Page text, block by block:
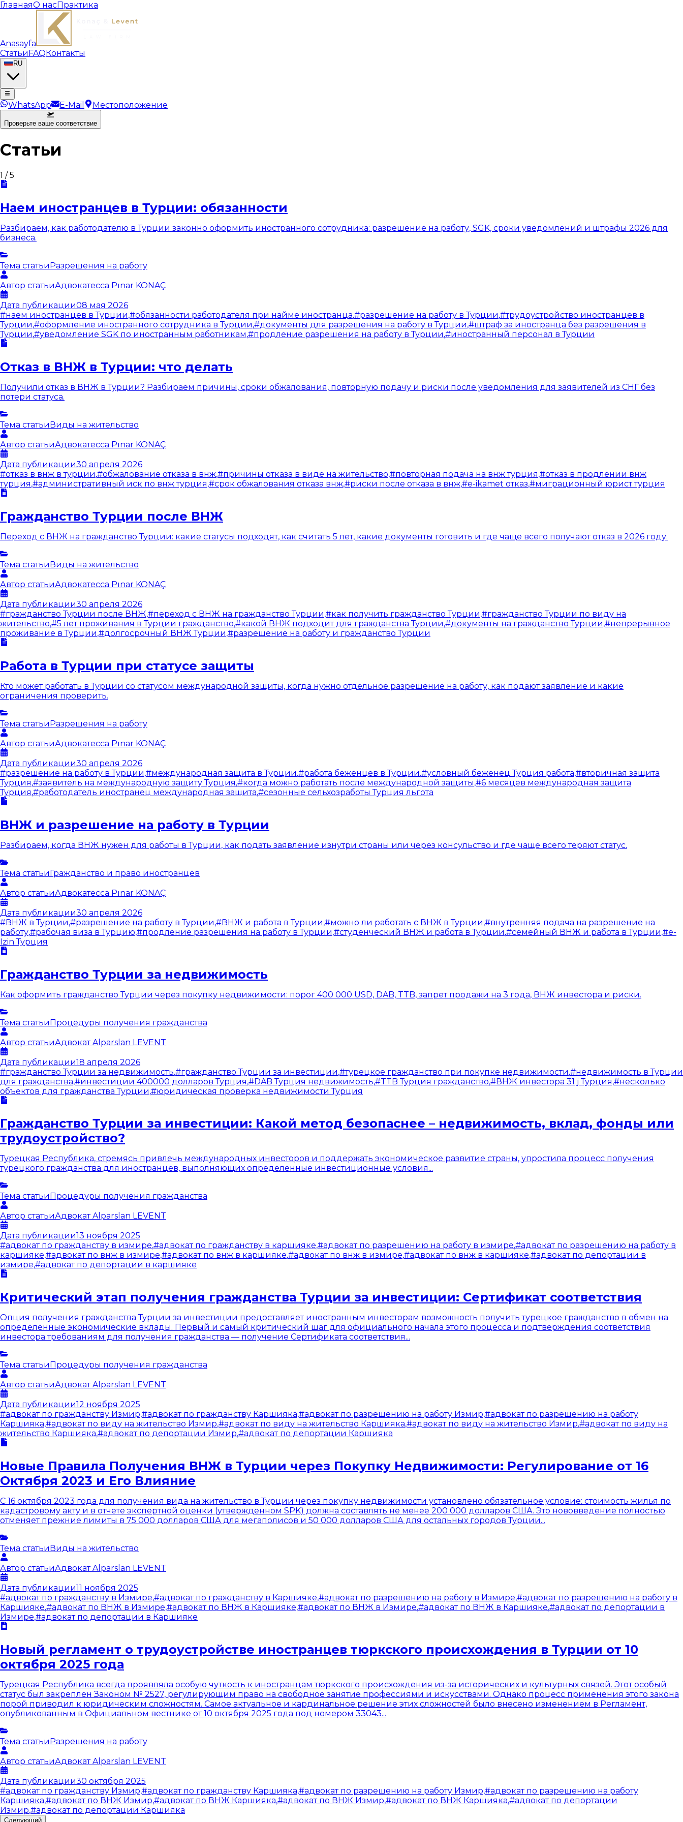
ГлавнаяО насПрактика
Anasayfa
СтатьиFAQКонтакты
RU
WhatsApp E-Mail Местоположение
Проверьте ваше соответствие
Статьи
1 /5
Наем иностранцев в Турции: обязанности
Разбираем, как работодателю в Турции законно оформить иностранного сотрудника: разрешение на работу, SGK, сроки уведомлений и штрафы 2026 для
бизнеса.
Тема статьиРазрешения на работу
Автор статьиАдвокатесса Pınar KONAÇ
Дата публикации08 мая 2026
#наем иностранцев в Турции,#обязанности работодателя при найме иностранца,#разрешение на работу в Турции,#трудоустройство иностранцев в
Турции,#оформление иностранного сотрудника в Турции,#документы для разрешения на работу в Турции,#штраф за иностранца без разрешения в
Турции,#уведомление SGK по иностранным работникам,#продление разрешения на работу в Турции,#иностранный персонал в Турции
Отказ в ВНЖ в Турции: что делать
Получили отказ в ВНЖ в Турции? Разбираем причины, сроки обжалования, повторную подачу и риски после уведомления для заявителей из СНГ без
потери статуса.
Тема статьиВиды на жительство
Автор статьиАдвокатесса Pınar KONAÇ
Дата публикации30 апреля 2026
#отказ в внж в турции,#обжалование отказа в внж,#причины отказа в виде на жительство,#повторная подача на внж турция,#отказ в продлении внж
турция,#административный иск по внж турция,#срок обжалования отказа внж,#риски после отказа в внж,#e-ikamet отказ,#миграционный юрист турция
Гражданство Турции после ВНЖ
Переход с ВНЖ на гражданство Турции: какие статусы подходят, как считать 5 лет, какие документы готовить и где чаще всего получают отказ в 2026 году.
Тема статьиВиды на жительство
Автор статьиАдвокатесса Pınar KONAÇ
Дата публикации30 апреля 2026
#гражданство Турции после ВНЖ,#переход с ВНЖ на гражданство Турции,#как получить гражданство Турции,#гражданство Турции по виду на
жительство,#5 лет проживания в Турции гражданство,#какой ВНЖ подходит для гражданства Турции,#документы на гражданство Турции,#непрерывное
проживание в Турции,#долгосрочный ВНЖ Турции,#разрешение на работу и гражданство Турции
Работа в Турции при статусе защиты
Кто может работать в Турции со статусом международной защиты, когда нужно отдельное разрешение на работу, как подают заявление и какие
ограничения проверить.
Тема статьиРазрешения на работу
Автор статьиАдвокатесса Pınar KONAÇ
Дата публикации30 апреля 2026
#разрешение на работу в Турции,#международная защита в Турции,#работа беженцев в Турции,#условный беженец Турция работа,#вторичная защита
Турция,#заявитель на международную защиту Турция,#когда можно работать после международной защиты,#6 месяцев международная защита
Турция,#работодатель иностранец международная защита,#сезонные сельхозработы Турция льгота
ВНЖ и разрешение на работу в Турции
Разбираем, когда ВНЖ нужен для работы в Турции, как подать заявление изнутри страны или через консульство и где чаще всего теряют статус.
Тема статьиГражданство и право иностранцев
Автор статьиАдвокатесса Pınar KONAÇ
Дата публикации30 апреля 2026
#ВНЖ в Турции,#разрешение на работу в Турции,#ВНЖ и работа в Турции,#можно ли работать с ВНЖ в Турции,#внутренняя подача на разрешение на
работу,#рабочая виза в Турцию,#продление разрешения на работу в Турции,#студенческий ВНЖ и работа в Турции,#семейный ВНЖ и работа в Турции,#e-
Izin Турция
Гражданство Турции за недвижимость
Как оформить гражданство Турции через покупку недвижимости: порог 400 000 USD, DAB, TTB, запрет продажи на 3 года, ВНЖ инвестора и риски.
Тема статьиПроцедуры получения гражданства
Автор статьиАдвокат Alparslan LEVENT
Дата публикации18 апреля 2026
#гражданство Турции за недвижимость,#гражданство Турции за инвестиции,#турецкое гражданство при покупке недвижимости,#недвижимость в Турции
для гражданства,#инвестиции 400000 долларов Турция,#DAB Турция недвижимость,#TTB Турция гражданство,#ВНЖ инвестора 31 j Турция,#несколько
объектов для гражданства Турции,#юридическая проверка недвижимости Турция
Гражданство Турции за инвестиции: Какой метод безопаснее – недвижимость, вклад, фонды или
трудоустройство?
Турецкая Республика, стремясь привлечь международных инвесторов и поддержать экономическое развитие страны, упростила процесс получения
турецкого гражданства для иностранцев, выполняющих определенные инвестиционные условия...
Тема статьи Процедуры получения гражданства
Автор статьиАдвокат Alparslan LEVENT
Дата публикации13 ноября 2025
#адвокат по гражданству в измире,#адвокат по гражданству в каршияке,#адвокат по разрешению на работу в измире,#адвокат по разрешению на работу в
каршияке,#адвокат по внж в измире,#адвокат по внж в каршияке,#адвокат по внж в измире,#адвокат по внж в каршияке,#адвокат по депортации в
измире,#адвокат по депортации в каршияке
Критический этап получения гражданства Турции за инвестиции: Сертификат соответствия
Опция получения гражданства Турции за инвестиции предоставляет иностранным инвесторам возможность получить турецкое гражданство в обмен на
определенные экономические вклады. Первый и самый критический шаг для официального начала этого процесса и подтверждения соответствия
инвестора требованиям для получения гражданства — получение Сертификата соответствия...
Тема статьи Процедуры получения гражданства
Автор статьиАдвокат Alparslan LEVENT
Дата публикации12 ноября 2025
#адвокат по гражданству Измир,#адвокат по гражданству Каршияка,#адвокат по разрешению на работу Измир,#адвокат по разрешению на работу
Каршияка,#адвокат по виду на жительство Измир,#адвокат по виду на жительство Каршияка,#адвокат по виду на жительство Измир,#адвокат по виду на
жительство Каршияка,#адвокат по депортации Измир,#адвокат по депортации Каршияка
Новые Правила Получения ВНЖ в Турции через Покупку Недвижимости: Регулирование от 16
Октября 2023 и Его Влияние
С 16 октября 2023 года для получения вида на жительство в Турции через покупку недвижимости установлено обязательное условие: стоимость жилья по
кадастровому акту и в отчете экспертной оценки (утвержденном SPK) должна составлять не менее 200 000 долларов США. Это нововведение полностью
отменяет прежние лимиты в 75 000 долларов США для мегаполисов и 50 000 долларов США для остальных городов Турции...
Тема статьи Виды на жительство
Автор статьиАдвокат Alparslan LEVENT
Дата публикации11 ноября 2025
#адвокат по гражданству в Измире,#адвокат по гражданству в Каршияке,#адвокат по разрешению на работу в Измире,#адвокат по разрешению на работу в
Каршияке,#адвокат по ВНЖ в Измире,#адвокат по ВНЖ в Каршияке,#адвокат по ВНЖ в Измире,#адвокат по ВНЖ в Каршияке,#адвокат по депортации в
Измире,#адвокат по депортации в Каршияке
Новый регламент о трудоустройстве иностранцев тюркского происхождения в Турции от 10
октября 2025 года
Турецкая Республика всегда проявляла особую чуткость к иностранцам тюркского происхождения из-за исторических и культурных связей. Этот особый
статус был закреплен Законом № 2527, регулирующим право на свободное занятие профессиями и искусствами. Однако процесс применения этого закона
порой приводил к юридическим сложностям. Самое актуальное и кардинальное решение этих сложностей было внесено изменением в Регламент,
опубликованным в Официальном вестнике от 10 октября 2025 года под номером 33043...
Тема статьи Разрешения на работу
Автор статьиАдвокат Alparslan LEVENT
Дата публикации30 октября 2025
#адвокат по гражданству Измир,#адвокат по гражданству Каршияка,#адвокат по разрешению на работу Измир,#адвокат по разрешению на работу
Каршияка,#адвокат по ВНЖ Измир,#адвокат по ВНЖ Каршияка,#адвокат по ВНЖ Измир,#адвокат по ВНЖ Каршияка,#адвокат по депортации
Измир,#адвокат по депортации Каршияка
Следующий